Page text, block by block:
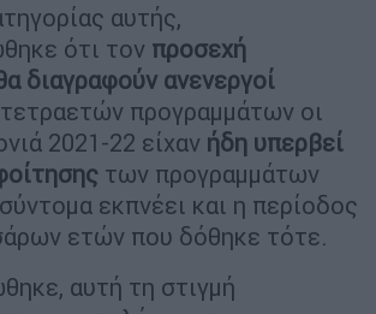
αυτής,
ότι τον προσεχή
διαγραφούν ανενεργοί
τετραετών προγραμμάτων οι
2021-22 είχαν ήδη υπερβεί
των προγραμμάτων
εκπνέει και η περίοδος
ετών που δόθηκε τότε.
αυτή τη στιγμή